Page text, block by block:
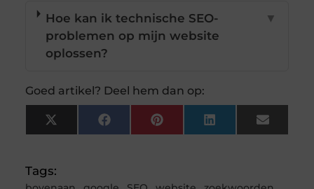
Hoe kan ik technische SEO-
problemen op mijn website
oplossen?
▼
Goed artikel? Deel hem dan op:
X
(Twitter)
FacebookPinterestLinkedInEmail
Tags: